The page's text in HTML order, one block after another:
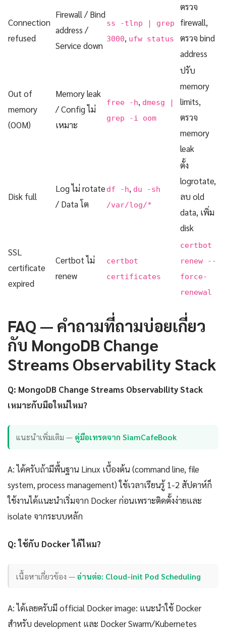
Connection
refused
Firewall / Bind
address /
Service down
ss -tlnp | grep
3000, ufw status
ตรวจ
firewall,
ตรวจ bind
address
Out of
memory
(OOM)
Memory leak
/ Config ไม่
เหมาะ
free -h, dmesg |
grep -i oom
ปรับ
memory
limits,
ตรวจ
memory
leak
Disk full
Log ไม่ rotate
/ Data โต
df -h, du -sh
/var/log/*
ตั้ง
logrotate,
ลบ old
data, เพิ่ม
disk
SSL
certificate
expired
Certbot ไม่
renew
certbot
certificates
certbot
renew --
force-
renewal
FAQ — คำถามที่ถามบ่อยเกี่ยว
กับ MongoDB Change
Streams Observability Stack
Q: MongoDB Change Streams Observability Stack
เหมาะกับมือใหม่ไหม?
แนะนำเพิ่มเติม — คู่มือเทรดจาก SiamCafeBook
A: ได้ครับถ้ามีพื้นฐาน Linux เบื้องต้น (command line, file
system, process management) ใช้เวลาเรียนรู้ 1-2 สัปดาห์ก็
ใช้งานได้แนะนำเริ่มจาก Docker ก่อนเพราะติดตั้งง่ายและ
isolate จากระบบหลัก
Q: ใช้กับ Docker ได้ไหม?
เนื้อหาเกี่ยวข้อง —อ่านต่อ: Cloud-init Pod Scheduling
A: ได้เลยครับมี official Docker image: แนะนำใช้ Docker
สำหรับ development และ Docker Swarm/Kubernetes